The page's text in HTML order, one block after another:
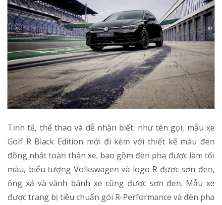
Tinh tế, thể thao và dễ nhận biết: như tên gọi, mẫu xe
Golf R Black Edition mới đi kèm với thiết kế màu đen
đồng nhất toàn thân xe, bao gồm đèn pha được làm tối
màu, biểu tượng Volkswagen và logo R được sơn đen,
ống xả và vành bánh xe cũng được sơn đen. Mẫu xe
được trang bị tiêu chuẩn gói R-Performance và đèn pha